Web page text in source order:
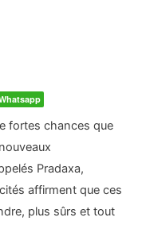
fortes chances que
Pradaxa,
affirment que ces
plus sûrs et tout